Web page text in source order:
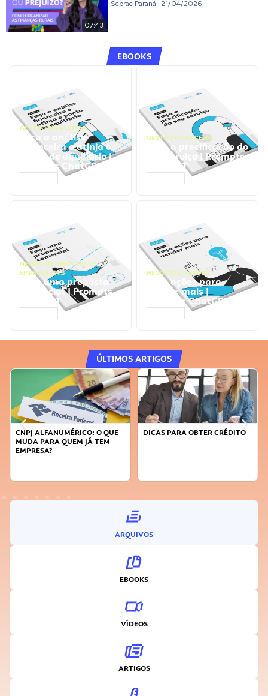
07:43
Sebrae Paraná 21/04/2026
EBOOKS
GESTÃO FINANCEIRA
Faça a análise
financeira e atinja o
ponto de equilíbrio |
Prompts ChatGPT
GESTÃO FINANCEIRA
Faça a precificação do
seu serviço | Prompts
ChatGPT
NEGÓCIOS, PROCESSOS
EMPRESARIAIS
Faça uma proposta
comercial | Prompts
ChatGPT
NEGÓCIOS, VENDAS
Faça ações para
vender mais |
Prompts ChatGPT
ÚLTIMOS ARTIGOS
DICAS PARA OBTER CRÉDITO
FAÇA A DIFERENÇA: SEJA
ARQUIVOS
EBOOKS
VÍDEOS
ARTIGOS